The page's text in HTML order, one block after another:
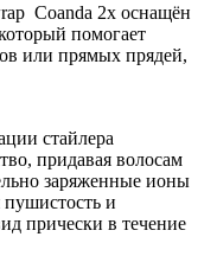
Coanda 2x оснащён
помогает
или прямых прядей,
стайлера
придавая волосам
заряженные ионы
и
прически в течение